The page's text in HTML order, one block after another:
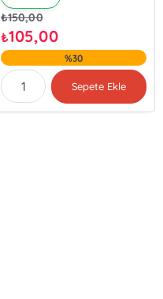
₺150,00
₺105,00
%30
Sepete Ekle